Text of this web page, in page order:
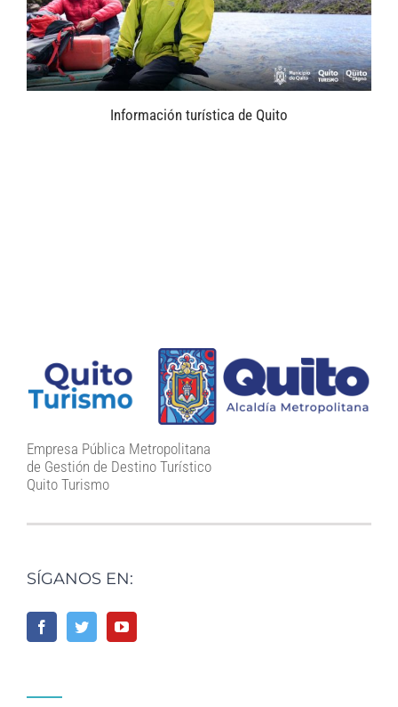
Información turística de Quito
Empresa Pública Metropolitana
de Gestión de Destino Turístico
Quito Turismo
SÍGANOS EN: